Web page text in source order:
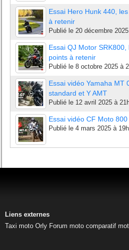
Essai Hero Hunk 440,
à retenir
Publié le 20 décembre
Essai QJ Motor SRK800,
points à retenir
Publié le 8 octobre 2025 à
Essai vidéo Yamaha MT
standard et Y AMT
Publié le 12 avril 2025 à
Essai vidéo CF Moto
Publié le 4 mars 2025 à
Liens externes
Taxi moto Orly Forum moto comparatif